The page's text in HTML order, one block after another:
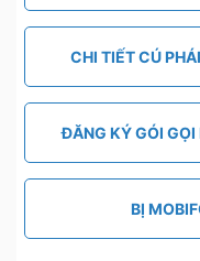
CHI TIẾT CÚ
ĐĂNG KÝ GÓI GỌI
BỊ